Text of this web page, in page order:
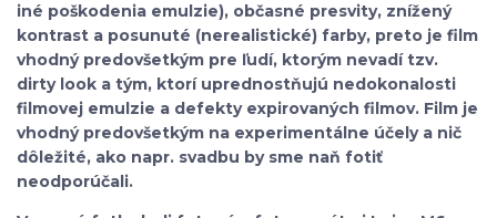
iné poškodenia emulzie), občasné presvity, znížený
kontrast a posunuté (nerealistické) farby, preto je film
vhodný predovšetkým pre ľudí, ktorým nevadí tzv.
dirty look a tým, ktorí uprednostňujú nedokonalosti
filmovej emulzie a defekty expirovaných filmov. Film je
vhodný predovšetkým na experimentálne účely a nič
dôležité, ako napr. svadbu by sme naň fotiť
neodporúčali.